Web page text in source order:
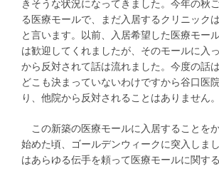
きそうな状況になってきました。今年の秋
る医療モールで、まだ入居するクリニック
と言います。以前、入居希望した医療モー
は歓迎してくれましたが、そのモールに入
から反対されて話は流れました。今度の話
どこも決まっていないわけですから谷口医
り、他院から反対されることはありません。
この新築の医療モールに入居することを
始めた頃、ゴールデンウィークに突入しま
はあらゆる伝手を頼って医療モールに関す